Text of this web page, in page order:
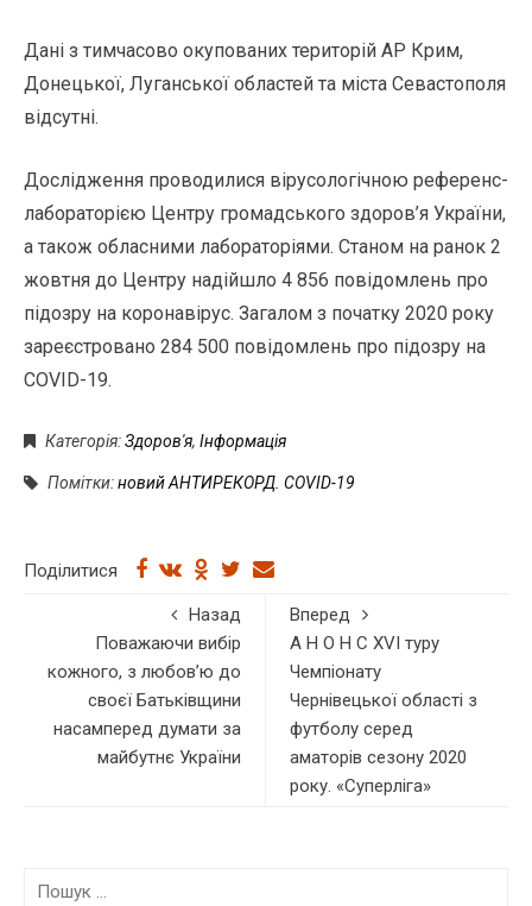
Дані з тимчасово окупованих територій АР Крим,
Донецької, Луганської областей та міста Севастополя
відсутні.
Дослідження проводилися вірусологічною референс-
лабораторією Центру громадського здоров’я України,
а також обласними лабораторіями. Станом на ранок 2
жовтня до Центру надійшло 4 856 повідомлень про
підозру на коронавірус. Загалом з початку 2020 року
зареєстровано 284 500 повідомлень про підозру на
COVID-19.
Категорія:Здоров'я, Інформація
Помітки:новий АНТИРЕКОРД. COVID-19
Поділитися
Назад
Поважаючи вибір
кожного, з любов’ю до
своєї Батьківщини
насамперед думати за
майбутнє України
Вперед
А Н О Н С XVІ туру
Чемпіонату
Чернівецької області з
футболу серед
аматорів сезону 2020
року. «Суперліга»